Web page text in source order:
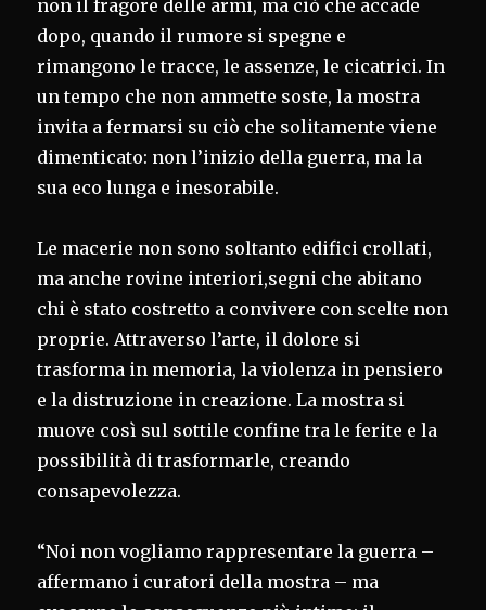
non il fragore delle armi, ma ciò che accade
dopo, quando il rumore si spegne e
rimangono le tracce, le assenze, le cicatrici. In
un tempo che non ammette soste, la mostra
invita a fermarsi su ciò che solitamente viene
dimenticato: non l’inizio della guerra, ma la
sua eco lunga e inesorabile.
Le macerie non sono soltanto edifici crollati,
ma anche rovine interiori,segni che abitano
chi è stato costretto a convivere con scelte non
proprie. Attraverso l’arte, il dolore si
trasforma in memoria, la violenza in pensiero
e la distruzione in creazione. La mostra si
muove così sul sottile confine tra le ferite e la
possibilità di trasformarle, creando
consapevolezza.
“Noi non vogliamo rappresentare la guerra –
affermano i curatori della mostra – ma